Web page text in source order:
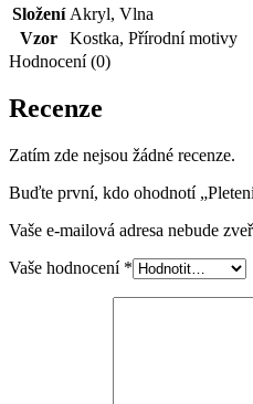
Složení Akryl, Vlna
Vzor
Kostka, Přírodní motivy
Hodnocení (0)
Recenze
Zatím zde nejsou žádné recenze.
Buďte první, kdo ohodnotí
Vaše e-mailová adresa nebude
Vaše hodnocení *